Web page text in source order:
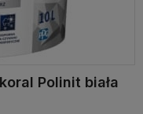
Polinit biała